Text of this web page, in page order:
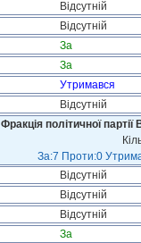
Відсутній
Відсутній
За
За
Утримався
Відсутній
Фракція політичної
За:7 Проти:0
Відсутній
Відсутній
Відсутній
За